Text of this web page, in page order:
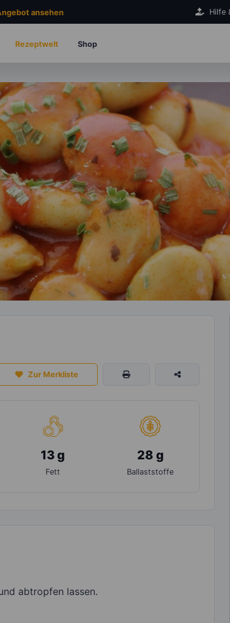
ansehen Hilfe
Rezeptwelt Shop
Zur Merkliste
13 g
Fett
28 g
Ballaststoffe
abtropfen lassen.